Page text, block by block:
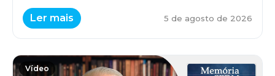
Ler mais 5 de agosto de 2026
Vídeo